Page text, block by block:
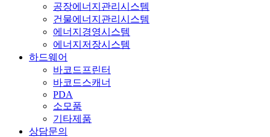
공장에너지관리시스템
건물에너지관리시스템
에너지경영시스템
에너지저장시스템
하드웨어
바코드프린터
바코드스캐너
PDA
소모품
기타제품
상담문의